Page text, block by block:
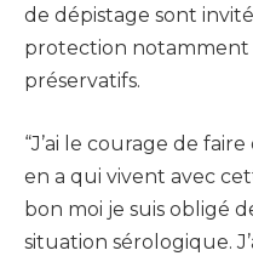
de dépistage sont
protection notamment
préservatifs.
“J’ai le courage de
en a qui vivent avec
bon moi je suis obligé
situation sérologique.